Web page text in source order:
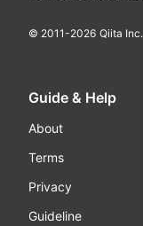
© 2011-2026 Qiita Inc.
Guide & Help
About
Terms
Privacy
Guideline